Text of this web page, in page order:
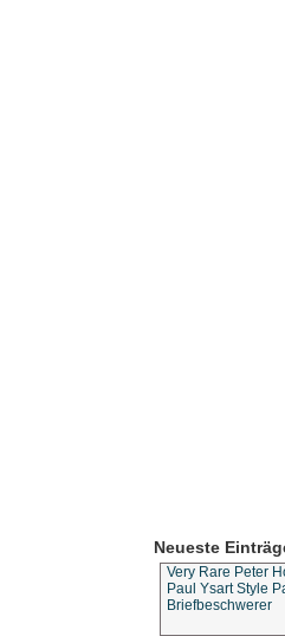
Neueste
Very Rare Peter
Paul Ysart Style
Briefbeschwerer